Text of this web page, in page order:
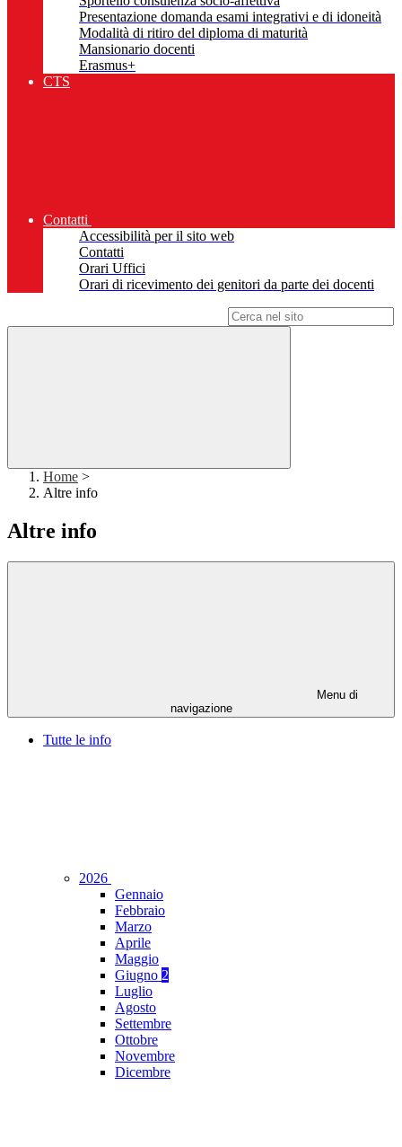
Presentazione domanda esami integrativi e di idoneità
Modalità di ritiro del diploma di maturità
Mansionario docenti
Erasmus+
CTS
Contatti
Accessibilità per il sito web
Contatti
Orari Uffici
Orari di ricevimento dei genitori da parte dei docenti
Home >
Altre info
Altre info
Menu di
navigazione
Tutte le info
2026
Gennaio
Febbraio
Marzo
Aprile
Maggio
Giugno 2
Luglio
Agosto
Settembre
Ottobre
Novembre
Dicembre